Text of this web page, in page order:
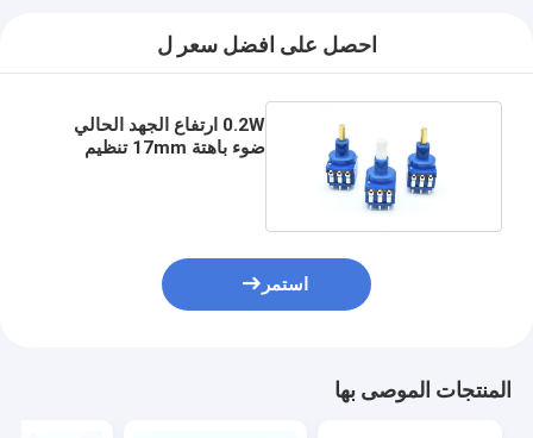
احصل على افضل سعر ل
0.2W ارتفاع الجهد الحالي
ضوء باهتة 17mm تنظيم
استمر
المنتجات الموصى بها